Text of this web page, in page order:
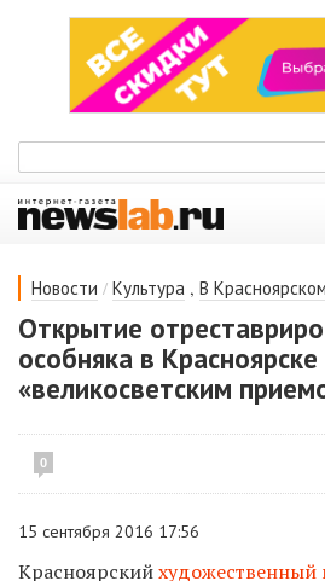
Новости / Культура , В
Открытие
особняка в
«великосветским
0
15 сентября 2016 17:56
Красноярскийхудожественный